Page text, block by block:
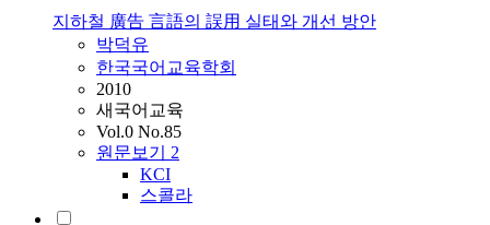
지하철 廣告 言語의 誤用 실태와 개선 방안
박덕유
한국국어교육학회
2010
새국어교육
Vol.0 No.85
원문보기 2
KCI
스콜라